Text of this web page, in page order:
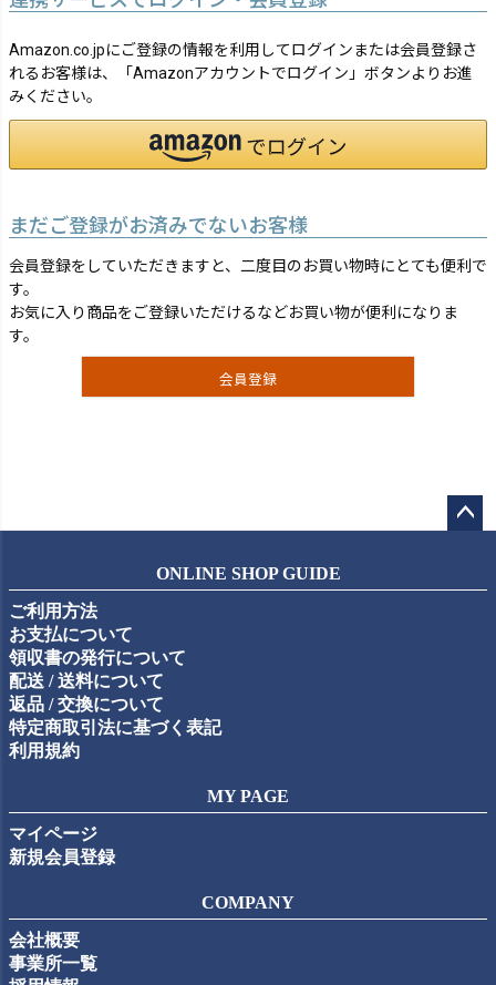
Amazon.co.jpにご登録の情報を利用してログインまたは会員登録さ
れるお客様は、「Amazonアカウントでログイン」ボタンよりお進
みください。
まだご登録がお済みでないお客様
会員登録をしていただきますと、二度目のお買い物時にとても便利で
す。
お気に入り商品をご登録いただけるなどお買い物が便利になりま
す。
会員登録
ップ
ONLINE SHOP GUIDE
ご利用方法
お支払について
領収書の発行について
配送 / 送料について
返品 / 交換について
特定商取引法に基づく表記
利用規約
MY PAGE
マイページ
新規会員登録
COMPANY
会社概要
事業所一覧